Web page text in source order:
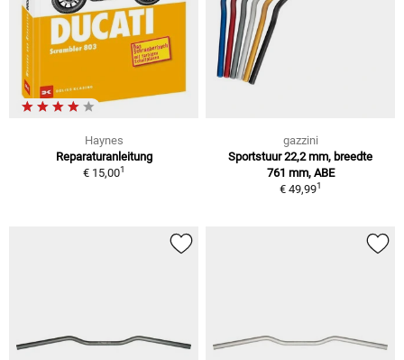
Haynes
Reparaturanleitung
€ 15,001
gazzini
Sportstuur 22,2 mm, breedte
761 mm, ABE
€ 49,991